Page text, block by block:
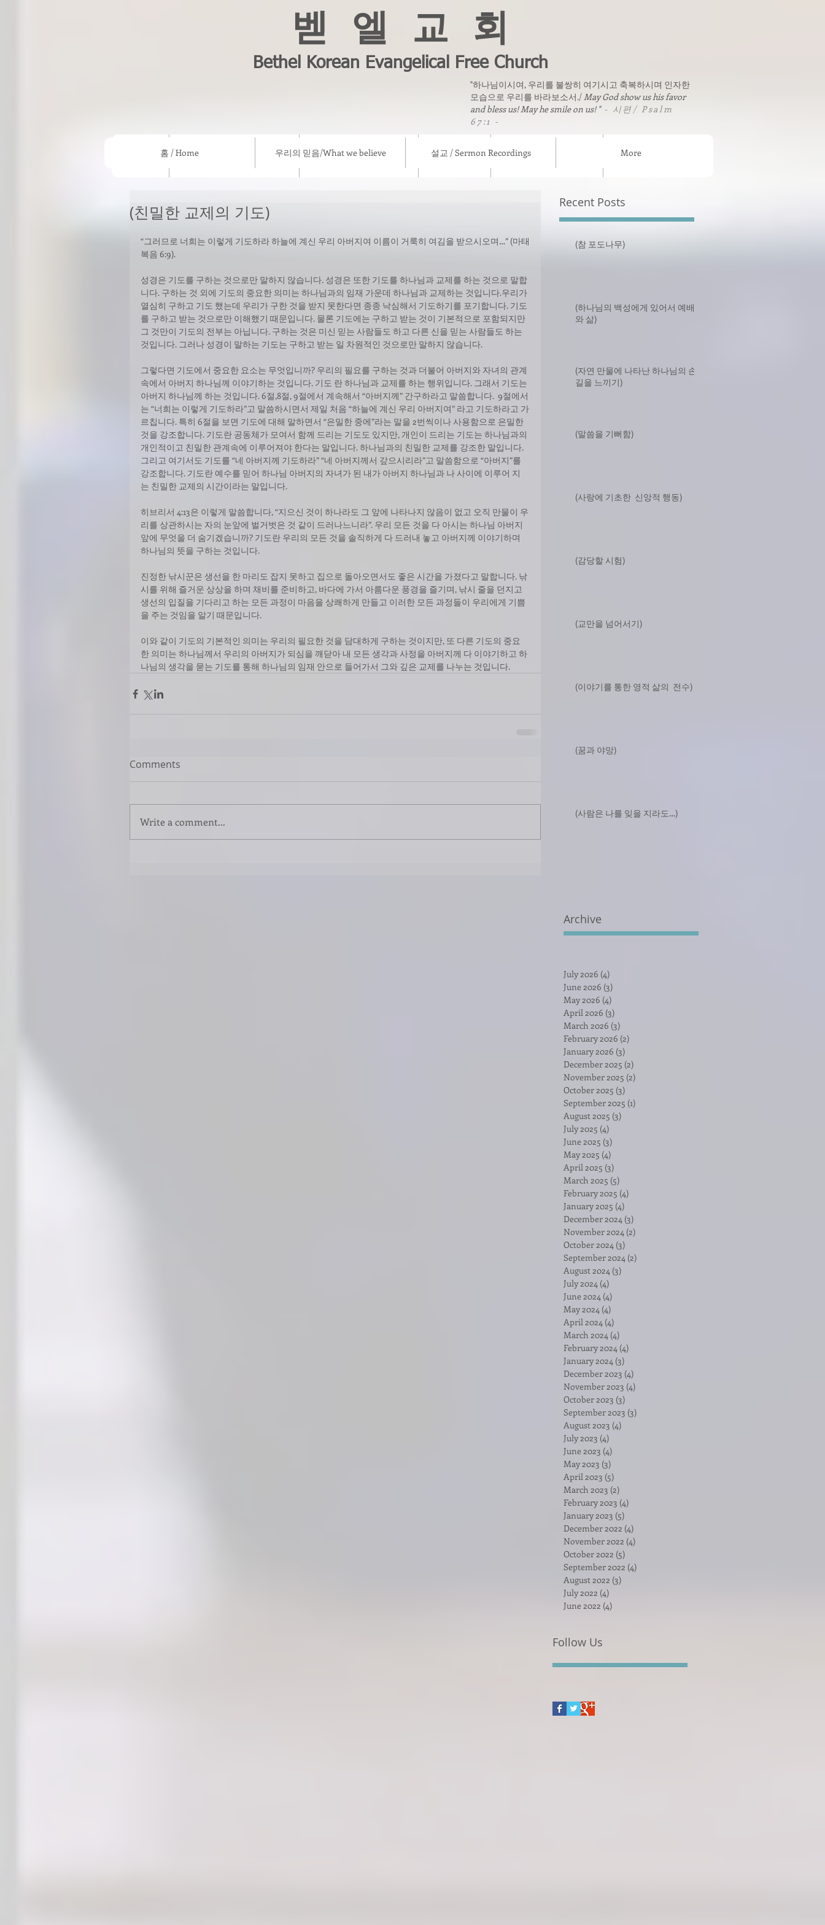
벧 엘 교 회
Bethel Korean Evangelical Free Church
"하나님이시여, 우리를 불쌍히 여기시고 축복하시며 인자한
모습으로 우리를 바라보소서./May God show us his favor
and bless us! May he smile on us! " - 시편/ Psalm
67:1 -
우리의 믿음/What we believe 설교 / Sermon Recordings 칼럼/ Column 선교소식/ Mission News 연락처 / Contact
홈 / Home 우리의 믿음/What we believe 설교 / Sermon Recordings More
(친밀한 교제의 기도)
“그러므로 너희는 이렇게 기도하라 하늘에 계신 우리 아버지여 이름이 거룩히 여김을 받으시오며…” (마태
복음 6:9).
성경은 기도를 구하는 것으로만 말하지 않습니다. 성경은 또한 기도를 하나님과 교제를 하는 것으로 말합
니다. 구하는 것 외에 기도의 중요한 의미는 하나님과의 임재 가운데 하나님과 교제하는 것입니다.우리가
열심히 구하고 기도 했는데 우리가 구한 것을 받지 못한다면 종종 낙심해서 기도하기를 포기합니다. 기도
를 구하고 받는 것으로만 이해했기 때문입니다. 물론 기도에는 구하고 받는 것이 기본적으로 포함되지만
그 것만이 기도의 전부는 아닙니다. 구하는 것은 미신 믿는 사람들도 하고 다른 신을 믿는 사람들도 하는
것입니다. 그러나 성경이 말하는 기도는 구하고 받는 일 차원적인 것으로만 말하지 않습니다.
그렇다면 기도에서 중요한 요소는 무엇입니까? 우리의 필요를 구하는 것과 더불어 아버지와 자녀의 관계
속에서 아버지 하나님께 이야기하는 것입니다. 기도 란 하나님과 교제를 하는 행위입니다. 그래서 기도는
아버지 하나님께 하는 것입니다. 6절,8절, 9절에서 계속해서 “아버지께” 간구하라고 말씀합니다.  9절에서
는 “너희는 이렇게 기도하라”고 말씀하시면서 제일 처음 “하늘에 계신 우리 아버지여” 라고 기도하라고 가
르칩니다. 특히 6절을 보면 기도에 대해 말하면서 “은밀한 중에”라는 말을 2번씩이나 사용함으로 은밀한
것을 강조합니다. 기도란 공동체가 모여서 함께 드리는 기도도 있지만, 개인이 드리는 기도는 하나님과의
개인적이고 친밀한 관계속에 이루어져야 한다는 말입니다. 하나님과의 친밀한 교제를 강조한 말입니다.
그리고 여기서도 기도를 “네 아버지께 기도하라” “네 아버지께서 갚으시리라”고 말씀함으로 “아버지”를
강조합니다. 기도란 예수를 믿어 하나님 아버지의 자녀가 된 내가 아버지 하나님과 나 사이에 이루어 지
는 친밀한 교제의 시간이라는 말입니다.
히브리서 4:13은 이렇게 말씀합니다, “지으신 것이 하나라도 그 앞에 나타나지 않음이 없고 오직 만물이 우
리를 상관하시는 자의 눈앞에 벌거벗은 것 같이 드러나느니라”. 우리 모든 것을 다 아시는 하나님 아버지
앞에 무엇을 더 숨기겠습니까? 기도란 우리의 모든 것을 솔직하게 다 드러내 놓고 아버지께 이야기하며
하나님의 뜻을 구하는 것입니다.
진정한 낚시꾼은 생선을 한 마리도 잡지 못하고 집으로 돌아오면서도 좋은 시간을 가졌다고 말합니다. 낚
시를 위해 즐거운 상상을 하며 채비를 준비하고, 바다에 가서 아름다운 풍경을 즐기며, 낚시 줄을 던지고
생선의 입질을 기다리고 하는 모든 과정이 마음을 상쾌하게 만들고 이러한 모든 과정들이 우리에게 기쁨
을 주는 것임을 알기 때문입니다.
이와 같이 기도의 기본적인 의미는 우리의 필요한 것을 담대하게 구하는 것이지만, 또 다른 기도의 중요
한 의미는 하나님께서 우리의 아버지가 되심을 깨닫아 내 모든 생각과 사정을 아버지께 다 이야기하고 하
나님의 생각을 묻는 기도를 통해 하나님의 임재 안으로 들어가서 그와 깊은 교제를 나누는 것입니다.
Comments
Write a comment...
Recent Posts
(참 포도나무)
(하나님의 백성에게 있어서 예배
와 삶)
(자연 만물에 나타난 하나님의 손
길을 느끼기)
(말씀을 기뻐함)
(사랑에 기초한 신앙적 행동)
(감당할 시험)
(교만을 넘어서기)
(이야기를 통한 영적 삶의 전수)
(꿈과 야망)
(사람은 나를 잊을 지라도…)
Archive
July 2026 (4)
June 2026 (3)
May 2026 (4)
April 2026 (3)
March 2026 (3)
February 2026 (2)
January 2026 (3)
December 2025 (2)
November 2025 (2)
October 2025 (3)
September 2025 (1)
August 2025 (3)
July 2025 (4)
June 2025 (3)
May 2025 (4)
April 2025 (3)
March 2025 (5)
February 2025 (4)
January 2025 (4)
December 2024 (3)
November 2024 (2)
October 2024 (3)
September 2024 (2)
August 2024 (3)
July 2024 (4)
June 2024 (4)
May 2024 (4)
April 2024 (4)
March 2024 (4)
February 2024 (4)
January 2024 (3)
December 2023 (4)
November 2023 (4)
October 2023 (3)
September 2023 (3)
August 2023 (4)
July 2023 (4)
June 2023 (4)
May 2023 (3)
April 2023 (5)
March 2023 (2)
February 2023 (4)
January 2023 (5)
December 2022 (4)
November 2022 (4)
October 2022 (5)
September 2022 (4)
August 2022 (3)
July 2022 (4)
June 2022 (4)
Follow Us